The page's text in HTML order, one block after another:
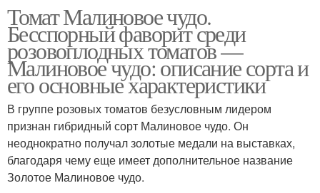
Томат Малиновое чудо.
Бесспорный фаворит среди
розовоплодных томатов —
Малиновое чудо: описание сорта и
его основные характеристики
В группе розовых томатов безусловным лидером
признан гибридный сорт Малиновое чудо. Он
неоднократно получал золотые медали на выставках,
благодаря чему еще имеет дополнительное название
Золотое Малиновое чудо.